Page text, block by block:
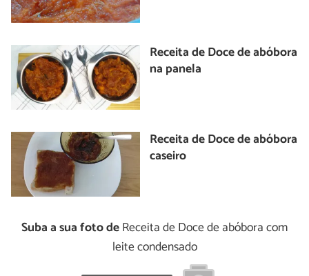
Receita de Doce de abóbora
na panela
Receita de Doce de abóbora
caseiro
Suba a sua foto deReceita de Doce de abóbora com
leite condensado